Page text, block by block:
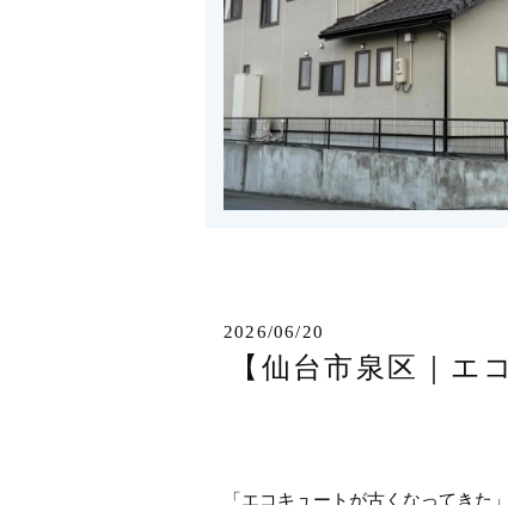
2026/06/20
【仙台市泉区｜
「エコキュートが古くなってきた